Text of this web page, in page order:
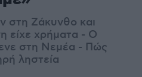
στη Ζάκυνθο και
είχε χρήματα - Ο
στη Νεμέα - Πώς
ληστεία